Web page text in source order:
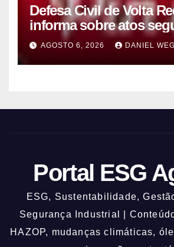
Defesa Civil de Volta
informa sobre atos
conta de efeitos
previstos até domingo
AGOSTO 6, 2026 DANIEL
Portal ESG
ESG, Sustentabilidade,
Segurança Industrial |
HAZOP, mudanças climáticas,